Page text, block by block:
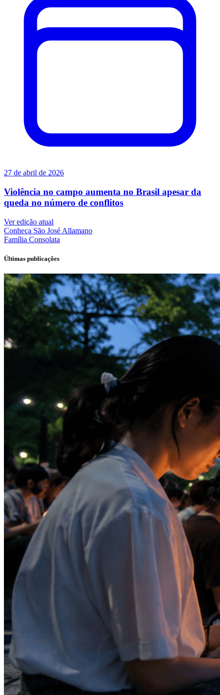
27 de abril de 2026
Violência no campo aumenta no Brasil apesar da
queda no número de conflitos
Ver edição atual
Conheça São José Allamano
Família Consolata
Últimas publicações